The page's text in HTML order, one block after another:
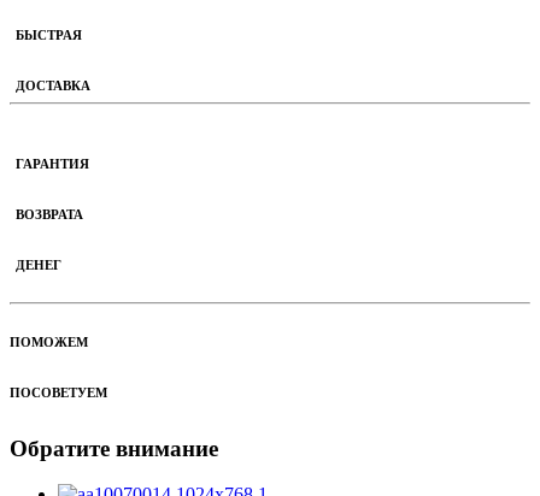
БЫСТРАЯ
ДОСТАВКА
ГАРАНТИЯ
ВОЗВРАТА
ДЕНЕГ
ПОМОЖЕМ
ПОСОВЕТУЕМ
Обратите внимание